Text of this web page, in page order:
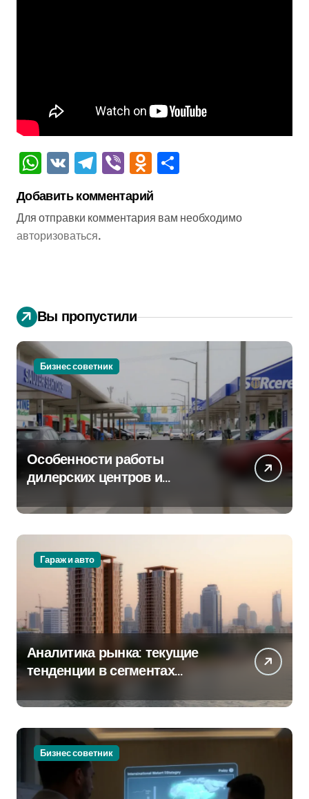
WhatsApp
VK Telegram
ViberOdnoklassniki
Добавить комментарий
Для отправки комментария вам необходимо
авторизоваться.
Вы пропустили
Бизнес советник
Особенности работы
дилерских центров и
крупных проспектах
Гараж и авто
Аналитика рынка: текущие
тенденции в сегментах
Бизнес советник